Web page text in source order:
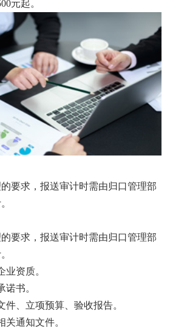
元起。
求，报送审计时需由归口管理部
求，报送审计时需由归口管理部
资质。
书。
、立项预算、验收报告。
通知文件。